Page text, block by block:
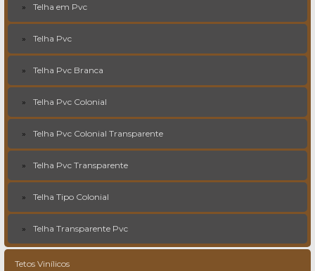
Telha em Pvc
Telha Pvc
Telha Pvc Branca
Telha Pvc Colonial
Telha Pvc Colonial Transparente
Telha Pvc Transparente
Telha Tipo Colonial
Telha Transparente Pvc
Tetos Vinílicos